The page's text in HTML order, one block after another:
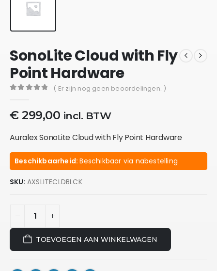
SonoLite Cloud with Fly
Point Hardware
( Er zijn nog geen beoordelingen. )
€299,00 incl. BTW
Auralex SonoLite Cloud with Fly Point Hardware
Beschikbaarheid:Beschikbaar via nabestelling
SKU: AXSLITECLDBLCK
TOEVOEGEN AAN WINKELWAGEN